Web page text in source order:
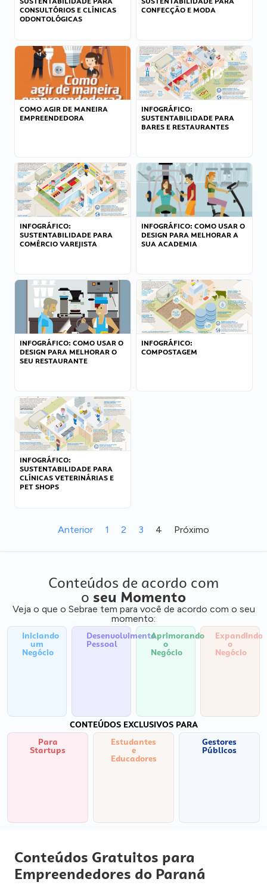
CONSULTÓRIOS E CLÍNICAS
ODONTOLÓGICAS
CONFECÇÃO E MODA
COMO AGIR DE MANEIRA
EMPREENDEDORA
INFOGRÁFICO:
SUSTENTABILIDADE PARA
BARES E RESTAURANTES
INFOGRÁFICO:
SUSTENTABILIDADE PARA
COMÉRCIO VAREJISTA
INFOGRÁFICO: COMO USAR O
DESIGN PARA MELHORAR A
SUA ACADEMIA
INFOGRÁFICO: COMO USAR O
DESIGN PARA MELHORAR O
SEU RESTAURANTE
INFOGRÁFICO:
COMPOSTAGEM
INFOGRÁFICO:
SUSTENTABILIDADE PARA
CLÍNICAS VETERINÁRIAS E
PET SHOPS
Anterior 1 2 3 4 Próximo
Conteúdos de acordo com
o seu Momento
Veja o que o Sebrae tem para você de acordo com o seu
momento:
Iniciando
um
Negócio
Desenvolvimento
Pessoal
Aprimorando
o
Negócio
Expandindo
o
Negócio
CONTEÚDOS EXCLUSIVOS PARA
Para
Startups
Estudantes
e
Educadores
Gestores
Públicos
Conteúdos Gratuitos para
Empreendedores do Paraná